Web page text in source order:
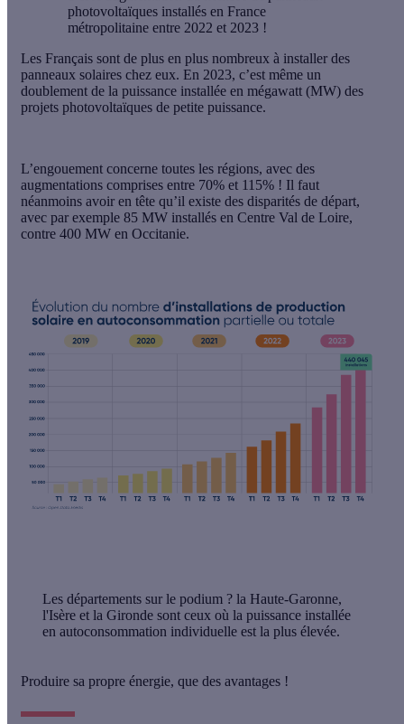
photovoltaïques installés en France
métropolitaine entre 2022 et 2023 !
Les Français sont de plus en plus nombreux à installer des
panneaux solaires chez eux. En 2023, c’est même un
doublement de la puissance installée en mégawatt (MW) des
projets photovoltaïques de petite puissance.
L’engouement concerne toutes les régions, avec des
augmentations comprises entre 70% et 115% ! Il faut
néanmoins avoir en tête qu’il existe des disparités de départ,
avec par exemple 85 MW installés en Centre Val de Loire,
contre 400 MW en Occitanie.
Les départements sur le podium ? la Haute-Garonne,
l'Isère et la Gironde sont ceux où la puissance installée
en autoconsommation individuelle est la plus élevée.
Produire sa propre énergie, que des avantages !